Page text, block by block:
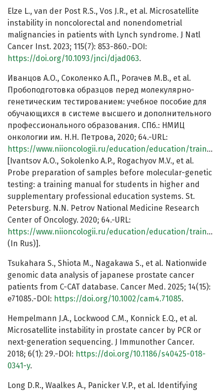
Elze L., van der Post R.S., Vos J.R., et al. Microsatellite
instability in noncolorectal and nonendometrial
malignancies in patients with Lynch syndrome. J Natl
Cancer Inst. 2023; 115(7): 853-860.-DOI:
https://doi.org/10.1093/jnci/djad063.
Иванцов А.О., Соколенко А.П., Рогачев М.В., et al.
Пробоподготовка образцов перед молекулярно-
генетическим тестированием: учебное пособие для
обучающихся в системе высшего и дополнительного
профессионального образования. СПб.: НМИЦ
онкологии им. Н.Н. Петрова, 2020; 64.-URL:
https://www.niioncologii.ru/education/education/training/training_manuals/.pdf
[Ivantsov A.O., Sokolenko A.P., Rogachyov M.V., et al.
Probe preparation of samples before molecular-genetic
testing: a training manual for students in higher and
supplementary professional education systems. St.
Petersburg. N.N. Petrov National Medicine Research
Center of Oncology. 2020; 64.-URL:
https://www.niioncologii.ru/education/education/training/training_manuals/.pdf
(In Rus)].
Tsukahara S., Shiota M., Nagakawa S., et al. Nationwide
genomic data analysis of japanese prostate cancer
patients from C-CAT database. Cancer Med. 2025; 14(15):
e71085.-DOI: https://doi.org/10.1002/cam4.71085.
Hempelmann J.A., Lockwood C.M., Konnick E.Q., et al.
Microsatellite instability in prostate cancer by PCR or
next-generation sequencing. J Immunother Cancer.
2018; 6(1): 29.-DOI: https://doi.org/10.1186/s40425-018-
0341-y.
Long D.R., Waalkes A., Panicker V.P., et al. Identifying